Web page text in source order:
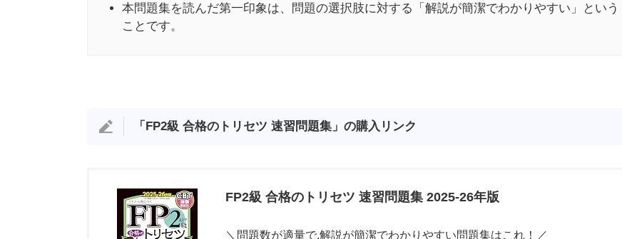
本問題集を読んだ第一印象は、問題の選択肢に対する「解説が簡潔でわかりやすい」という
ことです。
「 FP2級 合格のトリセツ 速習問題集 」の購入リンク
FP2級 合格のトリセツ 速習問題集 2025-26年版
＼問題数が適量で,解説が簡潔でわかりやすい問題集はこれ！／